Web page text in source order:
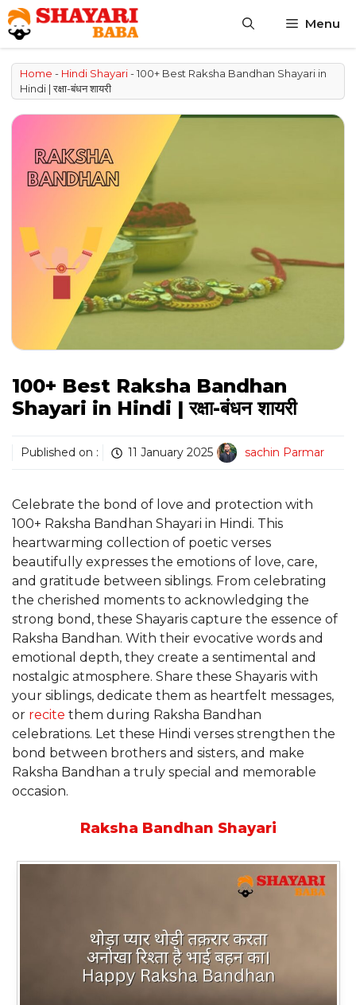
Skip
to
content
Menu
Home - Hindi Shayari-100+ Best Raksha Bandhan Shayari in
Hindi | रक्षा-बंधन शायरी
100+ Best Raksha Bandhan
Shayari in Hindi | रक्षा-बंधन शायरी
Published on : 11 January 2025 sachin Parmar
Celebrate the bond of love and protection with
100+ Raksha Bandhan Shayari in Hindi. This
heartwarming collection of poetic verses
beautifully expresses the emotions of love, care,
and gratitude between siblings. From celebrating
the cherished moments to acknowledging the
strong bond, these Shayaris capture the essence of
Raksha Bandhan. With their evocative words and
emotional depth, they create a sentimental and
nostalgic atmosphere. Share these Shayaris with
your siblings, dedicate them as heartfelt messages,
or recite them during Raksha Bandhan
celebrations. Let these Hindi verses strengthen the
bond between brothers and sisters, and make
Raksha Bandhan a truly special and memorable
occasion.
Raksha Bandhan Shayari